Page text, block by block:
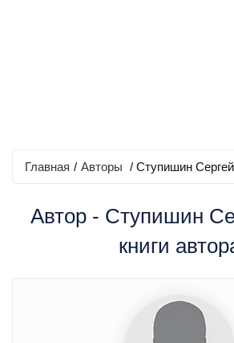
Главная / Авторы / Ступишин Сергей
Автор - Ступишин
книги